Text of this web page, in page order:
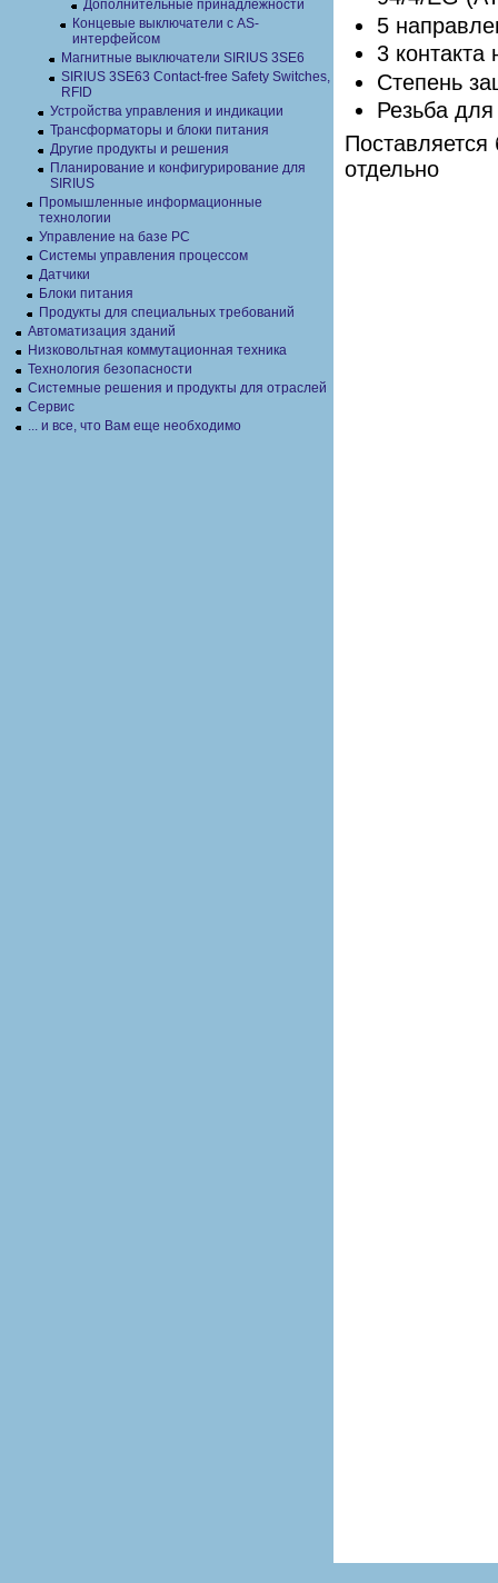
5
3
Степень
Резьба
Поставляется
отдельно
Дополнительные принадлежности
Концевые выключатели с AS-
интерфейсом
Магнитные выключатели SIRIUS 3SE6
SIRIUS 3SE63 Contact-free Safety Switches,
RFID
Устройства управления и индикации
Трансформаторы и блоки питания
Другие продукты и решения
Планирование и конфигурирование для
SIRIUS
Промышленные информационные
технологии
Управление на базе РС
Системы управления процессом
Датчики
Блоки питания
Продукты для специальных требований
Автоматизация зданий
Низковольтная коммутационная техника
Технология безопасности
Системные решения и продукты для отраслей
Сервис
... и все, что Вам еще необходимо